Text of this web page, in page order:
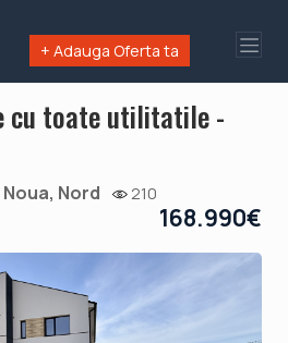
+ Adauga Oferta ta
cu toate utilitatile -
Nord 210
168.990€